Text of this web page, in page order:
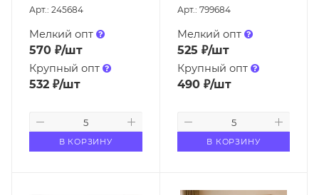
Арт.: 245684
Мелкий опт
570 ₽/шт
Крупный опт
532 ₽/шт
В КОРЗИНУ
Арт.: 799684
Мелкий опт
525 ₽/шт
Крупный опт
490₽/шт
В КОРЗИНУ